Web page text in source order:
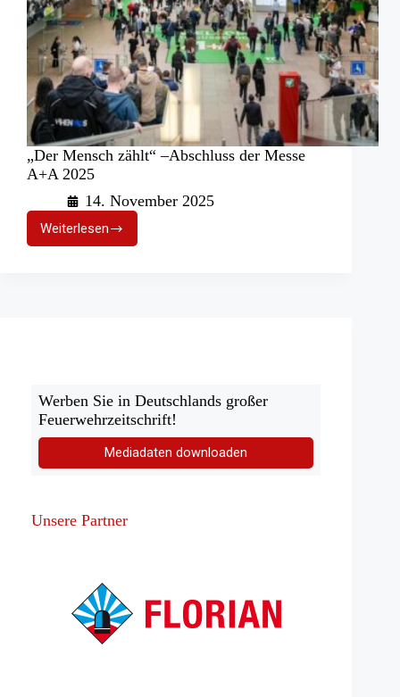
„Der Mensch zählt“ –Abschluss der Messe
A+A 2025
14. November 2025
Weiterlesen
„Der
Mensch
Werben Sie in Deutschlands großer
Feuerwehrzeitschrift!
Mediadaten downloaden
Unsere Partner